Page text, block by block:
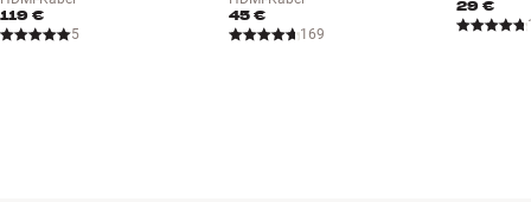
119 €
5
45 €
169
29 €